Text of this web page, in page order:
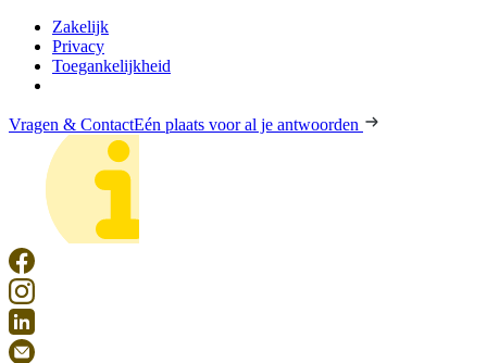
Zakelijk
Privacy
Toegankelijkheid
Vragen & ContactEén plaats voor al je antwoorden